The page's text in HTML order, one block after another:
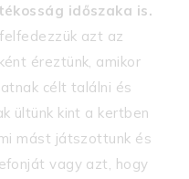
időszaka is.
azt az
éreztünk, amikor
célt találni és
ültünk kint a kertben
mást játszottunk és
vagy azt, hogy